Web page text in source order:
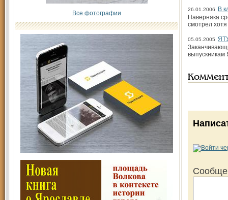
Все фотографии
26.01.2006
В
Наверняка
смотрел
05.05.2005
выпускникам